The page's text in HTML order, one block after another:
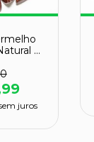
M
juros